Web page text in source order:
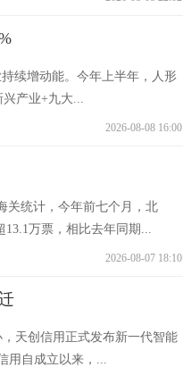
续增动能。今年上半年，人形
兴产业+九大...
2026-08-08 16:00
关统计，今年前七个月，北
万票，相比去年同期...
2026-08-07 18:10
天创信用正式发布新一代智能
用自成立以来，...